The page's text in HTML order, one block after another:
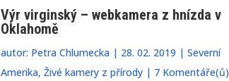
Výr virginský – webkamera z hnízda v
Oklahomě
autor: Petra Chlumecka| 28. 02. 2019 | Severní
Amerika, Živé kamery z přírody| 7 Komentáře(ů)